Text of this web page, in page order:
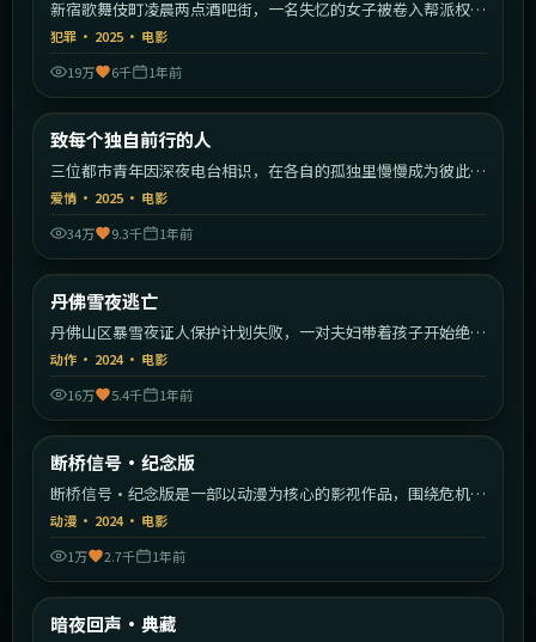
新宿歌舞伎町凌晨两点酒吧街，一名失忆的女子被卷入帮派权力
斗争。
犯罪 · 2025 · 电影
19万
6千 1年前
最新
致每个独自前行的人
三位都市青年因深夜电台相识，在各自的孤独里慢慢成为彼此的
灯塔。
爱情 · 2025 · 电影
34万
9.3千 1年前
最新
丹佛雪夜逃亡
丹佛山区暴雪夜证人保护计划失败，一对夫妇带着孩子开始绝命
逃亡。
动作 · 2024· 电影
16万
5.4千 1年前
最新
断桥信号·纪念版
断桥信号·纪念版是一部以动漫为核心的影视作品，围绕危机、
反转与人物成长展开，整体节奏紧凑，值得推荐观看。
动漫 · 2024· 电影
1万
2.7千 1年前
最新
暗夜回声·典藏